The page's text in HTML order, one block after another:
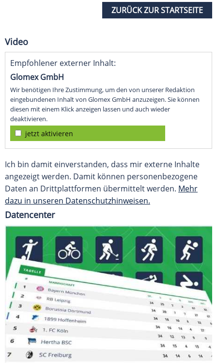
ZURÜCK ZUR STARTSEITE
Video
Empfohlener externer Inhalt:
Glomex GmbH
Wir benötigen Ihre Zustimmung, um den von unserer Redaktion
eingebundenen Inhalt von Glomex GmbH anzuzeigen. Sie können
diesen mit einem Klick anzeigen lassen und auch wieder
deaktivieren.
jetzt aktivieren
Ich bin damit einverstanden, dass mir externe Inhalte
angezeigt werden. Damit können personenbezogene
Daten an Drittplattformen übermittelt werden. Mehr
dazu in unseren Datenschutzhinweisen.
Datencenter